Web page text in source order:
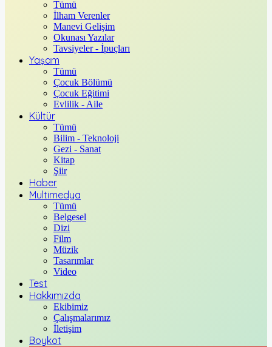
Tümü
İlham Verenler
Manevi Gelişim
Okunası Yazılar
Tavsiyeler - İpuçları
Yaşam
Tümü
Çocuk Bölümü
Çocuk Eğitimi
Evlilik - Aile
Kültür
Tümü
Bilim - Teknoloji
Gezi - Sanat
Kitap
Şiir
Haber
Multimedya
Tümü
Belgesel
Dizi
Film
Müzik
Tasarımlar
Video
Test
Hakkımızda
Ekibimiz
Çalışmalarımız
İletişim
Boykot